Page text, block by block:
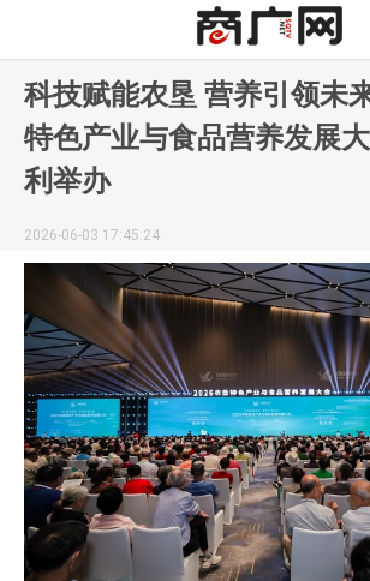
科技赋能农垦 营养引领未
特色产业与食品营养发展
利举办
2026-06-03 17:45:24